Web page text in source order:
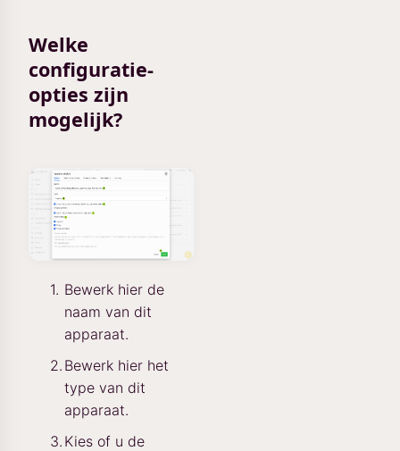
Welke
configuratie-
opties zijn
mogelijk?
Bewerk hier de
naam van dit
apparaat.
Bewerk hier het
type van dit
apparaat.
Kies of u de